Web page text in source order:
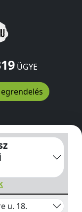
ÜGYE
Szent
u. 18.